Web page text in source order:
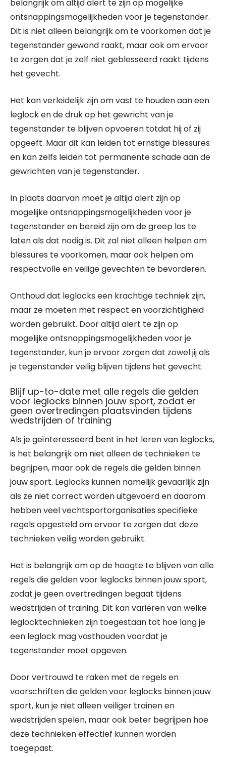
belangrijk om altijd alert te zijn op mogelijke
ontsnappingsmogelijkheden voor je tegenstander.
Dit is niet alleen belangrijk om te voorkomen dat je
tegenstander gewond raakt, maar ook om ervoor
te zorgen dat je zelf niet geblesseerd raakt tijdens
het gevecht.
Het kan verleidelijk zijn om vast te houden aan een
leglock en de druk op het gewricht van je
tegenstander te blijven opvoeren totdat hij of zij
opgeeft. Maar dit kan leiden tot ernstige blessures
en kan zelfs leiden tot permanente schade aan de
gewrichten van je tegenstander.
In plaats daarvan moet je altijd alert zijn op
mogelijke ontsnappingsmogelijkheden voor je
tegenstander en bereid zijn om de greep los te
laten als dat nodig is. Dit zal niet alleen helpen om
blessures te voorkomen, maar ook helpen om
respectvolle en veilige gevechten te bevorderen.
Onthoud dat leglocks een krachtige techniek zijn,
maar ze moeten met respect en voorzichtigheid
worden gebruikt. Door altijd alert te zijn op
mogelijke ontsnappingsmogelijkheden voor je
tegenstander, kun je ervoor zorgen dat zowel jij als
je tegenstander veilig blijven tijdens het gevecht.
Blijf up-to-date met alle regels die gelden
voor leglocks binnen jouw sport, zodat er
geen overtredingen plaatsvinden tijdens
wedstrijden of training
Als je geïnteresseerd bent in het leren van leglocks,
is het belangrijk om niet alleen de technieken te
begrijpen, maar ook de regels die gelden binnen
jouw sport. Leglocks kunnen namelijk gevaarlijk zijn
als ze niet correct worden uitgevoerd en daarom
hebben veel vechtsportorganisaties specifieke
regels opgesteld om ervoor te zorgen dat deze
technieken veilig worden gebruikt.
Het is belangrijk om op de hoogte te blijven van alle
regels die gelden voor leglocks binnen jouw sport,
zodat je geen overtredingen begaat tijdens
wedstrijden of training. Dit kan variëren van welke
leglocktechnieken zijn toegestaan tot hoe lang je
een leglock mag vasthouden voordat je
tegenstander moet opgeven.
Door vertrouwd te raken met de regels en
voorschriften die gelden voor leglocks binnen jouw
sport, kun je niet alleen veiliger trainen en
wedstrijden spelen, maar ook beter begrijpen hoe
deze technieken effectief kunnen worden
toegepast.